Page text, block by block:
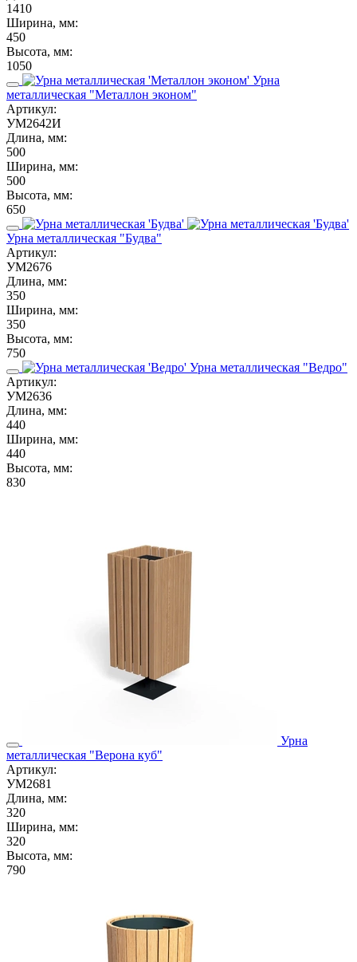
1410
Ширина, мм:
450
Высота, мм:
1050
Урна
металлическая "Металлон эконом"
Артикул:
УМ2642И
Длина, мм:
500
Ширина, мм:
500
Высота, мм:
650
Урна металлическая "Будва"
Артикул:
УМ2676
Длина, мм:
350
Ширина, мм:
350
Высота, мм:
750
Урна металлическая "Ведро"
Артикул:
УМ2636
Длина, мм:
440
Ширина, мм:
440
Высота, мм:
830
Урна
металлическая "Верона куб"
Артикул:
УМ2681
Длина, мм:
320
Ширина, мм:
320
Высота, мм:
790